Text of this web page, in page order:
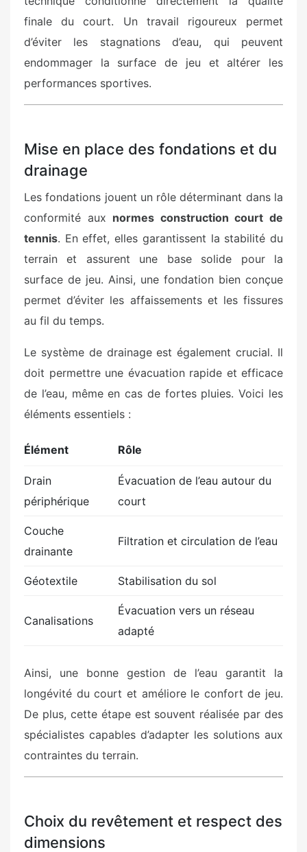
finale du court. Un travail rigoureux permet
d’éviter les stagnations d’eau, qui peuvent
endommager la surface de jeu et altérer les
performances sportives.
Mise en place des fondations et du
drainage
Les fondations jouent un rôle déterminant dans la
conformité aux normes construction court de
tennis. En effet, elles garantissent la stabilité du
terrain et assurent une base solide pour la
surface de jeu. Ainsi, une fondation bien conçue
permet d’éviter les affaissements et les fissures
au fil du temps.
Le système de drainage est également crucial. Il
doit permettre une évacuation rapide et efficace
de l’eau, même en cas de fortes pluies. Voici les
éléments essentiels :
Élément Rôle
Drain
périphérique
Évacuation de l’eau autour du
court
Couche
drainante
Filtration et circulation de l’eau
Géotextile Stabilisation du sol
Canalisations
Évacuation vers un réseau
adapté
Ainsi, une bonne gestion de l’eau garantit la
longévité du court et améliore le confort de jeu.
De plus, cette étape est souvent réalisée par des
spécialistes capables d’adapter les solutions aux
contraintes du terrain.
Choix du revêtement et respect des
dimensions